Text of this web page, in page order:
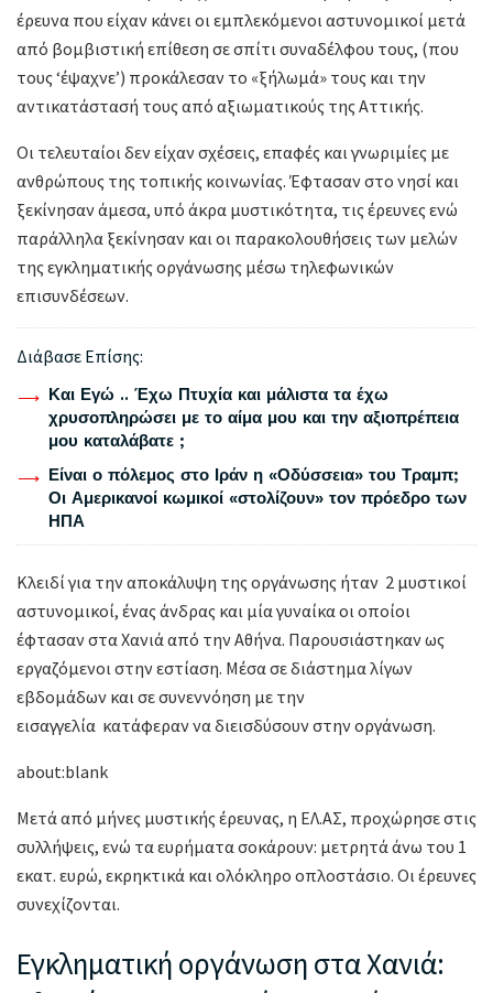
έρευνα που είχαν κάνει οι εμπλεκόμενοι αστυνομικοί μετά
από βομβιστική επίθεση σε σπίτι συναδέλφου τους, (που
τους ‘έψαχνε’) προκάλεσαν το «ξήλωμά» τους και την
αντικατάστασή τους από αξιωματικούς της Αττικής.
Οι τελευταίοι δεν είχαν σχέσεις, επαφές και γνωριμίες με
ανθρώπους της τοπικής κοινωνίας. Έφτασαν στο νησί και
ξεκίνησαν άμεσα, υπό άκρα μυστικότητα, τις έρευνες ενώ
παράλληλα ξεκίνησαν και οι παρακολουθήσεις των μελών
της εγκληματικής οργάνωσης μέσω τηλεφωνικών
επισυνδέσεων.
Διάβασε Επίσης:
Και Εγώ .. Έχω Πτυχία και μάλιστα τα έχω
χρυσοπληρώσει με το αίμα μου και την αξιοπρέπεια
μου καταλάβατε ;
Είναι ο πόλεμος στο Ιράν η «Οδύσσεια» του Τραμπ;
Οι Αμερικανοί κωμικοί «στολίζουν» τον πρόεδρο των
ΗΠΑ
Κλειδί για την αποκάλυψη της οργάνωσης ήταν 2 μυστικοί
αστυνομικοί, ένας άνδρας και μία γυναίκα οι οποίοι
έφτασαν στα Χανιά από την Αθήνα. Παρουσιάστηκαν ως
εργαζόμενοι στην εστίαση. Μέσα σε διάστημα λίγων
εβδομάδων και σε συνεννόηση με την
εισαγγελία κατάφεραν να διεισδύσουν στην οργάνωση.
about:blank
Μετά από μήνες μυστικής έρευνας, η ΕΛ.ΑΣ, προχώρησε στις
συλλήψεις, ενώ τα ευρήματα σοκάρουν: μετρητά άνω του 1
εκατ. ευρώ, εκρηκτικά και ολόκληρο οπλοστάσιο. Οι έρευνες
συνεχίζονται.
Εγκληματική οργάνωση στα Χανιά: